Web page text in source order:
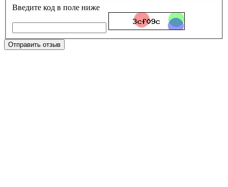
Введите код в поле ниже
Отправить отзыв